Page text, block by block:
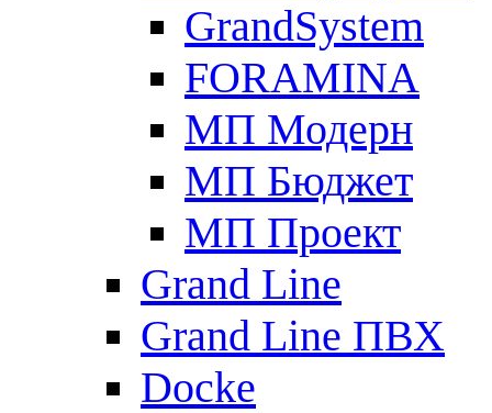
GrandSystem
FORAMINA
МП Модерн
МП Бюджет
МП Проект
Grand Line
Grand Line ПВХ
Docke